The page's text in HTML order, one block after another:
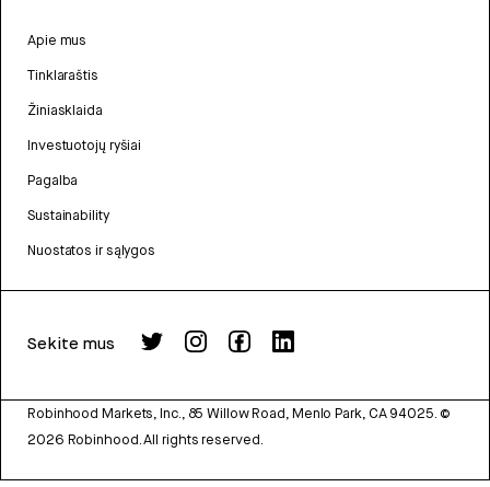
Apie mus
Tinklaraštis
Žiniasklaida
Investuotojų ryšiai
Pagalba
Sustainability
Nuostatos ir sąlygos
Sekite mus
Robinhood Markets, Inc., 85 Willow Road, Menlo Park, CA 94025. ©
2026 Robinhood. All rights reserved.